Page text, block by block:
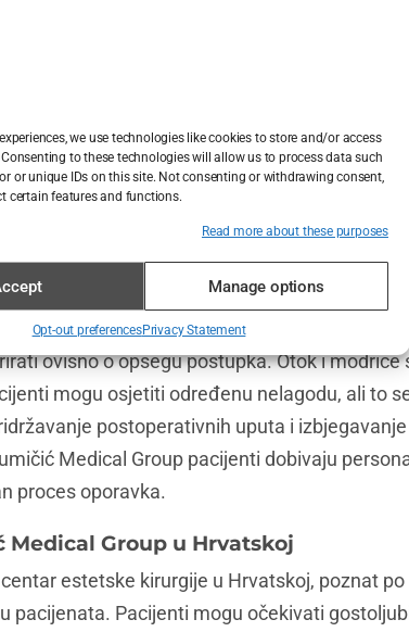
we use technologies like cookies to store and/or access
to these technologies will allow us to process data such
or unique IDs on this site. Not consenting or withdrawing consent,
certain features and functions.
Read more about these purposes
Manage options
Opt-out preferencesPrivacy Statement
napredne tehnike, poput ultrazvučne
povezane s rinoplastikom
određene rizike i moguće komplikacije. Kod
krvarenje, infekciju i ožiljke. Odabir
te rizike i osigurati uspješan ishod.
najnovije tehnike i tehnologije kako bi
ovisno o opsegu postupka. Otok i modrice
mogu osjetiti određenu nelagodu, ali to
postoperativnih uputa i
Medical Group pacijenti dobivaju
proces oporavka.
Group u Hrvatskoj
estetske kirurgije u Hrvatskoj, poznat
pacijenata. Pacijenti mogu očekivati